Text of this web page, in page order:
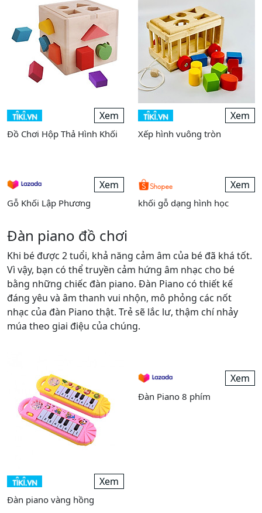
Xem
Đồ Chơi Hộp Thả Hình Khối
Xem
Xếp hình vuông tròn
Xem
Gỗ Khối Lập Phương Xem
khối gỗ dạng hình học
Đàn piano đồ chơi
Vì vậy, bạn có thể truyền cảm hứng âm nhạc cho bé
bằng những chiếc đàn piano. Đàn Piano có thiết kế
đáng yêu và âm thanh vui nhộn, mô phỏng các nốt
nhạc của đàn Piano thật. Trẻ sẽ lắc lư, thậm chí nhảy
múa theo giai điệu của chúng.